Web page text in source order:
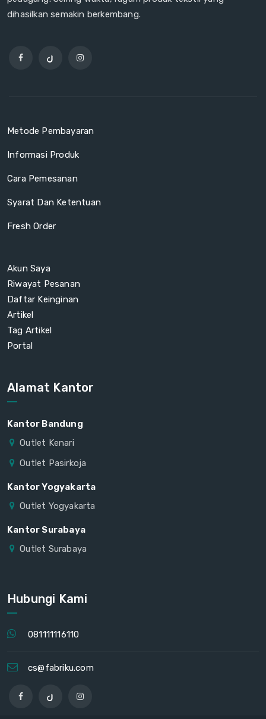
dihasilkan semakin berkembang.
Metode Pembayaran
Informasi Produk
Cara Pemesanan
Syarat Dan Ketentuan
Fresh Order
Akun Saya
Riwayat Pesanan
Daftar Keinginan
Artikel
Tag Artikel
Portal
Alamat Kantor
Kantor Bandung
Outlet Kenari
Outlet Pasirkoja
Kantor Yogyakarta
Outlet Yogyakarta
Kantor Surabaya
Outlet Surabaya
Hubungi Kami
081111116110
cs@fabriku.com